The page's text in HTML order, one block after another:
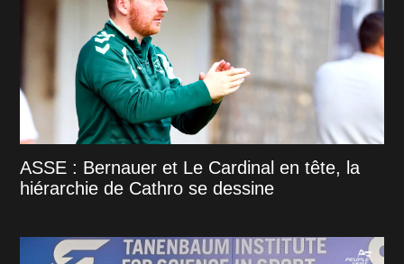
ASSE : Bernauer et Le Cardinal en tête, la
hiérarchie de Cathro se dessine